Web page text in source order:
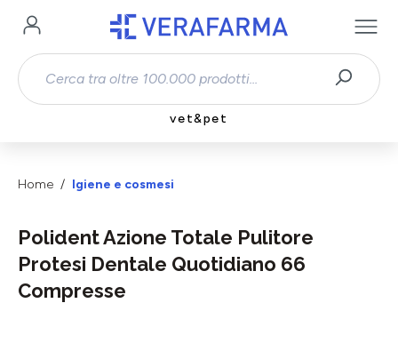
Passa al contenuto principale
vet&pet
Home Igiene e cosmesi
Polident Azione Totale Pulitore
Protesi Dentale Quotidiano 66
Compresse